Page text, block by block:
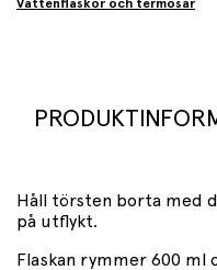
Vattenflaskor och termosar
Håll törsten borta med
på utflykt.
Flaskan rymmer 600 ml